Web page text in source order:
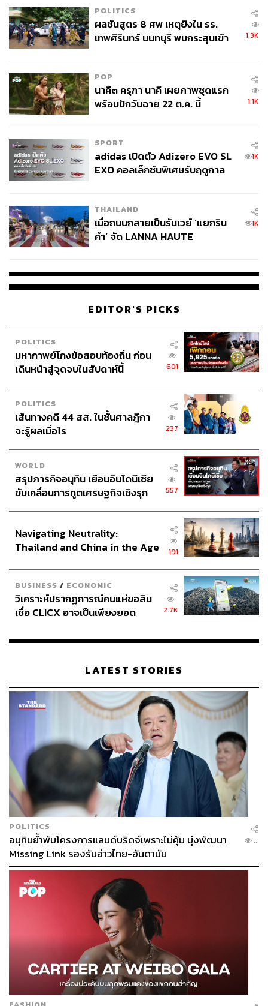
POLITICS
ผลชันสูตร 8 ศพ เหตุยิงใน รร.
เทพศิรินทร์ นนทบุรี พบกระสุนเข้า
1.3K
POP
นาคี๓ ครุฑา นาคี เผยภาพชุดแรก
พร้อมปักวันฉาย 22 ต.ค. นี้
1.1K
SPORT
adidas เปิดตัว Adizero EVO SL
EXO คอลเล็กชันพิเศษรับฤดูกาล
1K
THAILAND
เมื่อถนนกลายเป็นรันเวย์ ‘แยกริน
คำ’ จัด LANNA HAUTE
1K
EDITOR'S PICKS
POLITICS
มหากาพย์โกงข้อสอบท้องถิ่น ก่อน
เดินหน้าสู่จุดจบในสัปดาห์นี้
601
POLITICS
เส้นทางคดี 44 สส. ในชั้นศาลฎีกา
จะรู้ผลเมื่อไร
237
WORLD
สรุปภารกิจอนุทิน เยือนอินโดนีเซีย
ขับเคลื่อนการทูตเศรษฐกิจเชิงรุก
557
Navigating Neutrality:
Thailand and China in the Age
191
BUSINESS / ECONOMIC
วิเคราะห์ปรากฏการณ์คนแห่ขอสิน
เชื่อ CLICX อาจเป็นเพียงยอด
เรือนไทยที่ถูกซุกไว้
2.7K
LATEST STORIES
POLITICS
อนุทินย้ำพับโครงการแลนด์บริดจ์เพราะไม่คุ้ม มุ่งพัฒนา
Missing Link รองรับอ่าวไทย-อันดามัน
...